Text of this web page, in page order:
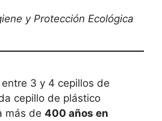
y Protección Ecológica
3 y 4 cepillos de
cepillo de plástico
más de 400 años en